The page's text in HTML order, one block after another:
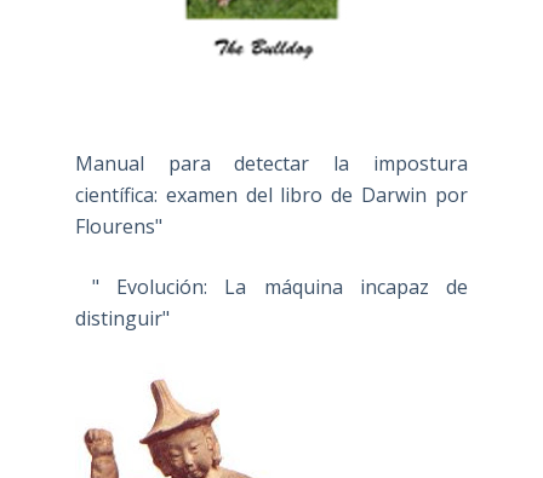
Manual para detectar la impostura
científica: examen del libro de Darwin por
Flourens"
" Evolución: La máquina incapaz de
distinguir"